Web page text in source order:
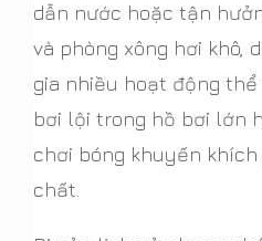
dẫn nước hoặc tận
và phòng xông hơi khô,
gia nhiều hoạt động
bơi lội trong hồ bơi lớn
chơi bóng khuyến
chất.